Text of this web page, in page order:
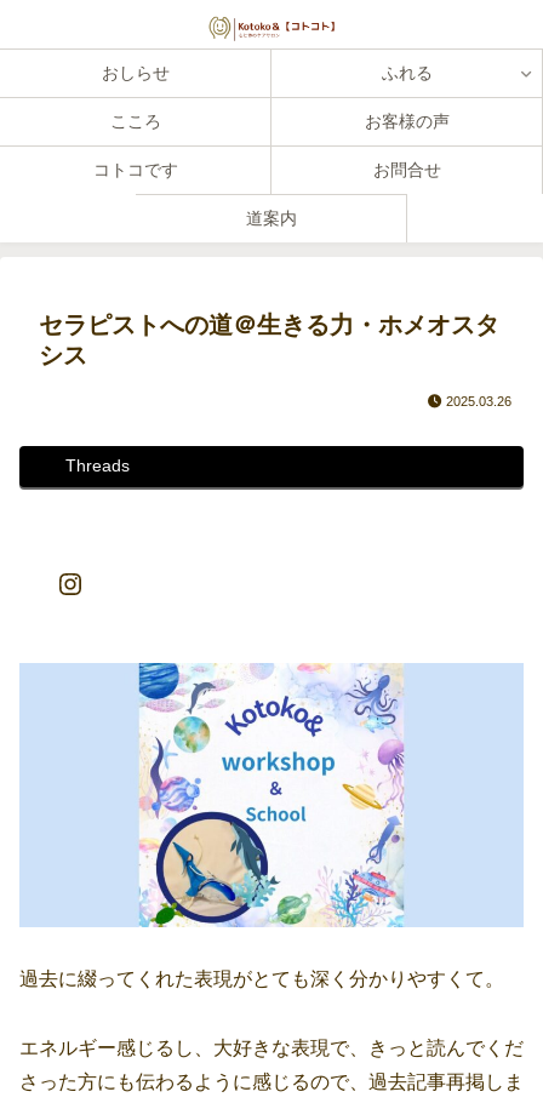
おしらせ ふれる
こころ お客様の声
コトコです お問合せ
道案内
セラピストへの道＠生きる力・ホメオスタ
シス
2025.03.26
Threads
過去に綴ってくれた表現がとても深く分かりやすくて。
エネルギー感じるし、大好きな表現で、きっと読んでくだ
さった方にも伝わるように感じるので、過去記事再掲しま